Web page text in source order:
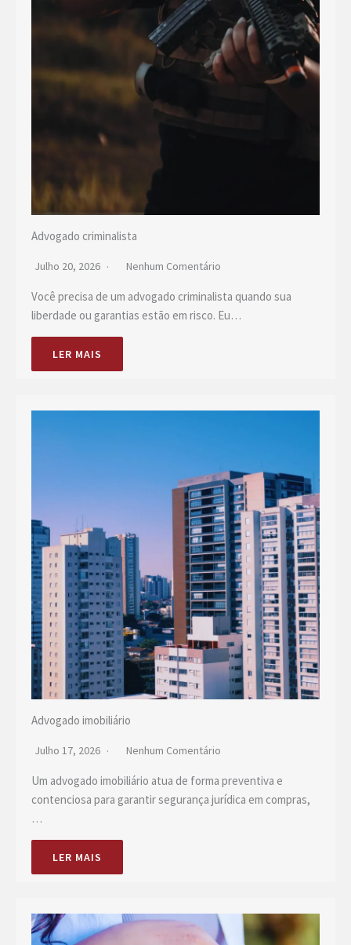
Advogado criminalista
Julho 20, 2026 Nenhum Comentário
Você precisa de um advogado criminalista quando sua
liberdade ou garantias estão em risco. Eu…
LER MAIS
Advogado imobiliário
Julho 17, 2026 Nenhum Comentário
Um advogado imobiliário atua de forma preventiva e
contenciosa para garantir segurança jurídica em compras,
…
LER MAIS